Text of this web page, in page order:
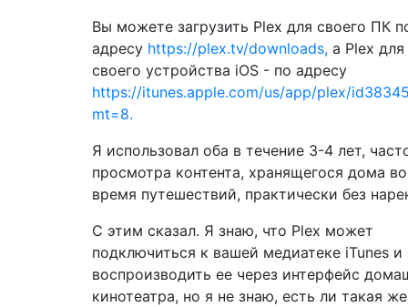
Вы можете загрузить Plex для своего ПК
адресу https://plex.tv/downloads, а Plex для
своего устройства iOS - по адресу
https://itunes.apple.com/us/app/plex/
mt=8.
Я использовал оба в течение 3-4 лет,
просмотра контента, хранящегося дома во
время путешествий, практически без
С этим сказал. Я знаю, что Plex может
подключиться к вашей медиатеке iTunes и
воспроизводить ее через интерфейс
кинотеатра, но я не знаю, есть ли такая же